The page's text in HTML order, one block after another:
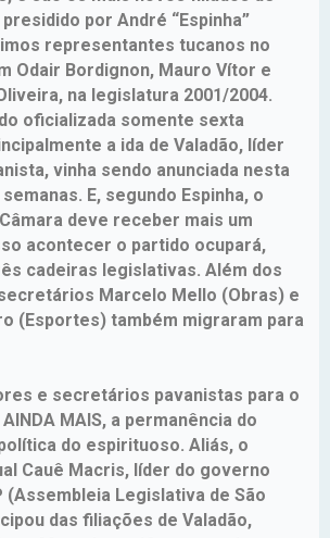
por André “Espinha”
representantes tucanos no
Odair Bordignon, Mauro Vítor e
na legislatura 2001/2004.
oficializada somente sexta
a ida de Valadão, líder
vinha sendo anunciada nesta
E, segundo Espinha, o
deve receber mais um
acontecer o partido ocupará,
cadeiras legislativas. Além dos
Marcelo Mello (Obras) e
(Esportes) também migraram para
e secretários pavanistas para o
MAIS, a permanência do
do espirituoso. Aliás, o
Cauê Macris, líder do governo
(Assembleia Legislativa de São
das filiações de Valadão,